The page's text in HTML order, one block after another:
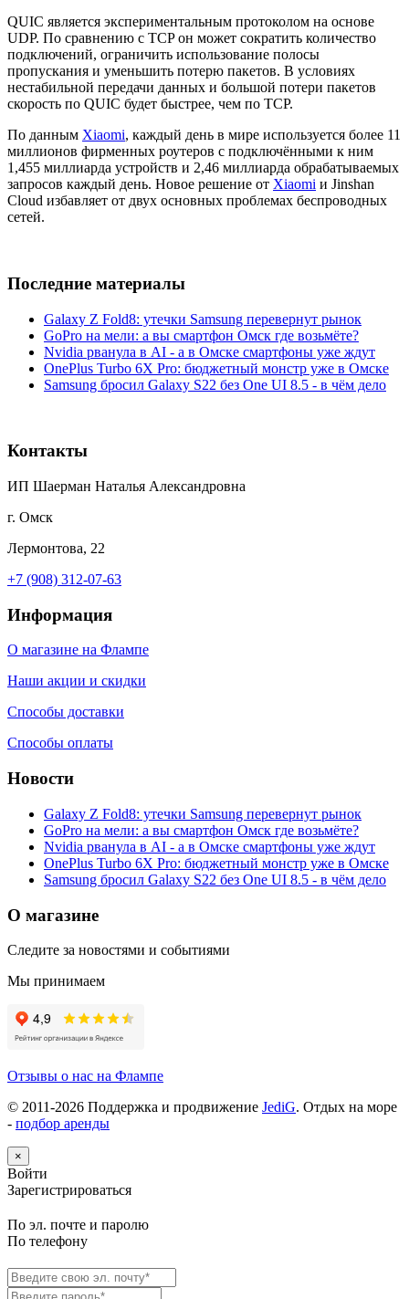
QUIC является экспериментальным протоколом на основе
UDP. По сравнению с TCP он может сократить количество
подключений, ограничить использование полосы
пропускания и уменьшить потерю пакетов. В условиях
нестабильной передачи данных и большой потери пакетов
скорость по QUIC будет быстрее, чем по TCP.
По данным Xiaomi, каждый день в мире используется более 11
миллионов фирменных роутеров с подключёнными к ним
1,455 миллиарда устройств и 2,46 миллиарда обрабатываемых
запросов каждый день. Новое решение от Xiaomi и Jinshan
Cloud избавляет от двух основных проблемах беспроводных
сетей.
Последние материалы
Galaxy Z Fold8: утечки Samsung перевернут рынок
GoPro на мели: а вы смартфон Омск где возьмёте?
Nvidia рванула в AI - а в Омске смартфоны уже ждут
OnePlus Turbo 6X Pro: бюджетный монстр уже в Омске
Samsung бросил Galaxy S22 без One UI 8.5 - в чём дело
Контакты
ИП Шаерман Наталья Александровна
г. Омск
Лермонтова, 22
+7 (908) 312-07-63
Информация
О магазине на Флампе
Наши акции и скидки
Способы доставки
Способы оплаты
Новости
Galaxy Z Fold8: утечки Samsung перевернут рынок
GoPro на мели: а вы смартфон Омск где возьмёте?
Nvidia рванула в AI - а в Омске смартфоны уже ждут
OnePlus Turbo 6X Pro: бюджетный монстр уже в Омске
Samsung бросил Galaxy S22 без One UI 8.5 - в чём дело
О магазине
Следите за новостями и событиями
Мы принимаем
Отзывы о нас на Флампе
© 2011-2026 Поддержка и продвижение JediG. Отдых на море
- подбор аренды
×
Войти
Зарегистрироваться
По эл. почте и паролю
По телефону